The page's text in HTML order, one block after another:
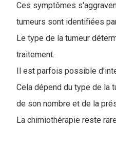
Ces symptômes
tumeurs sont identifiées
Le type de la tumeur
traitement.
Il est parfois possible
Cela dépend du type de la
de son nombre et de la
La chimiothérapie reste